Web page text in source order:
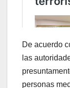
De acuerdo
las
personas